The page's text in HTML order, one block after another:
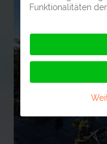
Funktionalitäten